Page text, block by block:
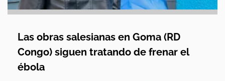
Las obras salesianas en Goma (RD
Congo) siguen tratando de frenar el
ébola